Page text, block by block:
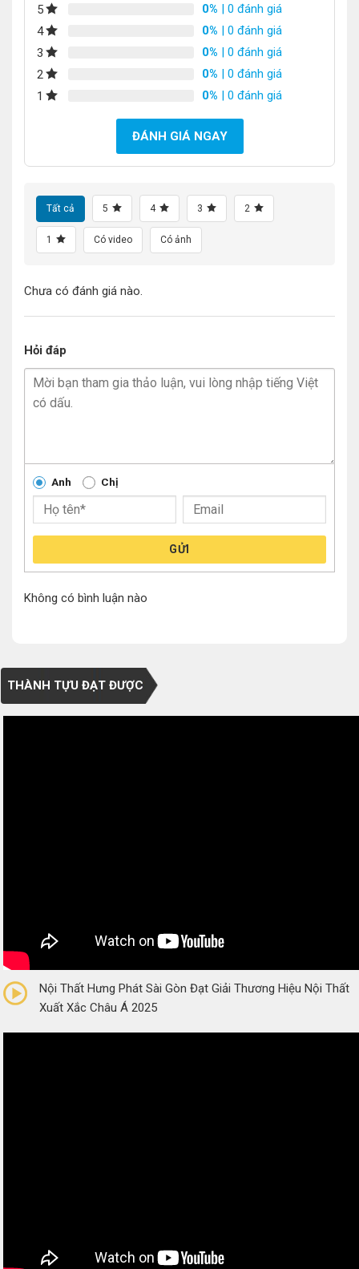
5 0% | 0 đánh giá
4
0% | 0 đánh giá
3
0% | 0 đánh giá
2
0% | 0 đánh giá
1
0% | 0 đánh giá
ĐÁNH GIÁ NGAY
Tất cả 5 4 3 2
1 Có video Có ảnh
Chưa có đánh giá nào.
Hỏi đáp
Anh Chị
GỬI
Không có bình luận nào
THÀNH TỰU ĐẠT ĐƯỢC
(0 Reviews)
Nội Thất Hưng Phát Sài Gòn Đạt Giải Thương Hiệu Nội Thất
Xuất Xắc Châu Á 2025